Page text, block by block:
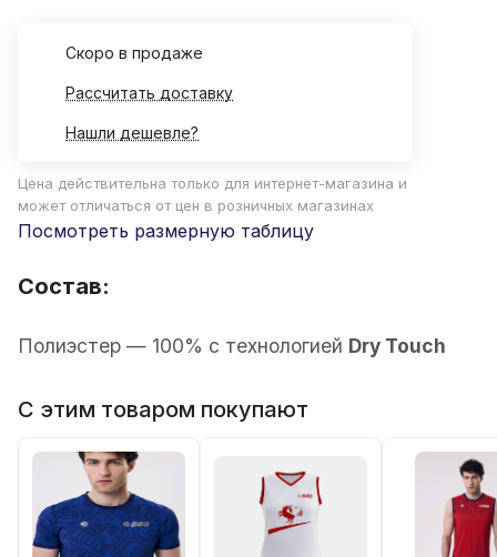
Cкоро в продаже
Рассчитать доставку
Нашли дешевле?
Цена действительна только для интернет-магазина и
может отличаться от цен в розничных магазинах
Посмотреть размерную таблицу
Состав:
Полиэстер — 100% с технологией Dry Touch
С этим товаром покупают